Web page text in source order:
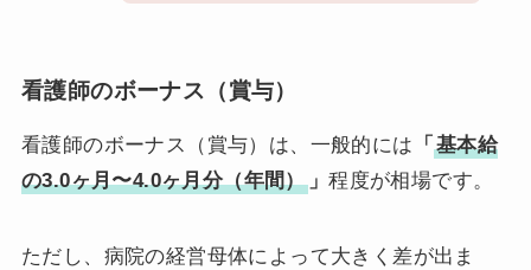
看護師のボーナス（賞与）
看護師のボーナス（賞与）は、一般的には 「 基本給
の3.0ヶ月〜4.0ヶ月分（年間）」程度が相場です。
ただし、病院の経営母体によって大きく差が出ま